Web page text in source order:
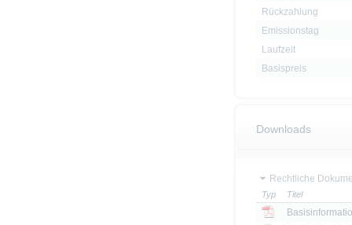
Rückzahlung
Emissionstag
Laufzeit
Basispreis
Downloads
Rechtliche
Typ Titel